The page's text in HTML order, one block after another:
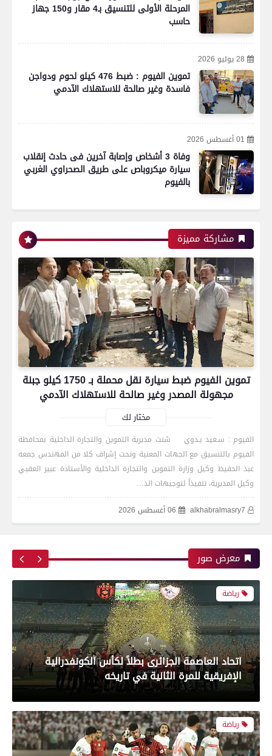
المرحلة الأولى للتنسيق بـ4 مقار و150 جهاز
حاسب
28 يوليو 2026
تموين الفيوم : ضبط 476 كيلو لحوم ودواجن
فاسدة وغير صالحة للاستهلاك الآدمي
01 أغسطس 2026
وفاة 3 أشخاص وإصابة آخرين فى حادث إنقلاب
سيارة ميكروباص على طريق الصحراوي الغربي
بالفيوم
مشاركة مميزة
تموين الفيوم ضبط سيارة نقل محملة بـ 1750 كيلو جبنة
مجهولة المصدر وغير صالحة للاستهلاك الآدمي
مختار لك
الفيوم : سـعيد بـدوي شنت مديرية التموين والتجارة الداخلية بمحافظة
الفيوم بالتنسيق مع الجهات المعنية وتحت إشراف كلا من المهندس جمعه
عبد الحفيظ وكيل وزارة التموين والتجارة الداخلية والأستاذة عبير العقبي
وكيل المديرية، تنفيذاً لتوجيهات الد…
alkhabralmasry7
06 أغسطس 2026
معرض صور
رياضة
اتحاد العاصمة الجزائرى بطلاً لكأس الكونفدرالية
الإفريقية للمرة الثانية في تاريخه
رياضة
بعدسة الخبر المصري| شاهد أبرز لقطات الشوط
الأول لمباراة الزمالك واتحاد العاصمة الجزائري فى
نهائي كأس الكونفدرالية الإفريقية
رياضة